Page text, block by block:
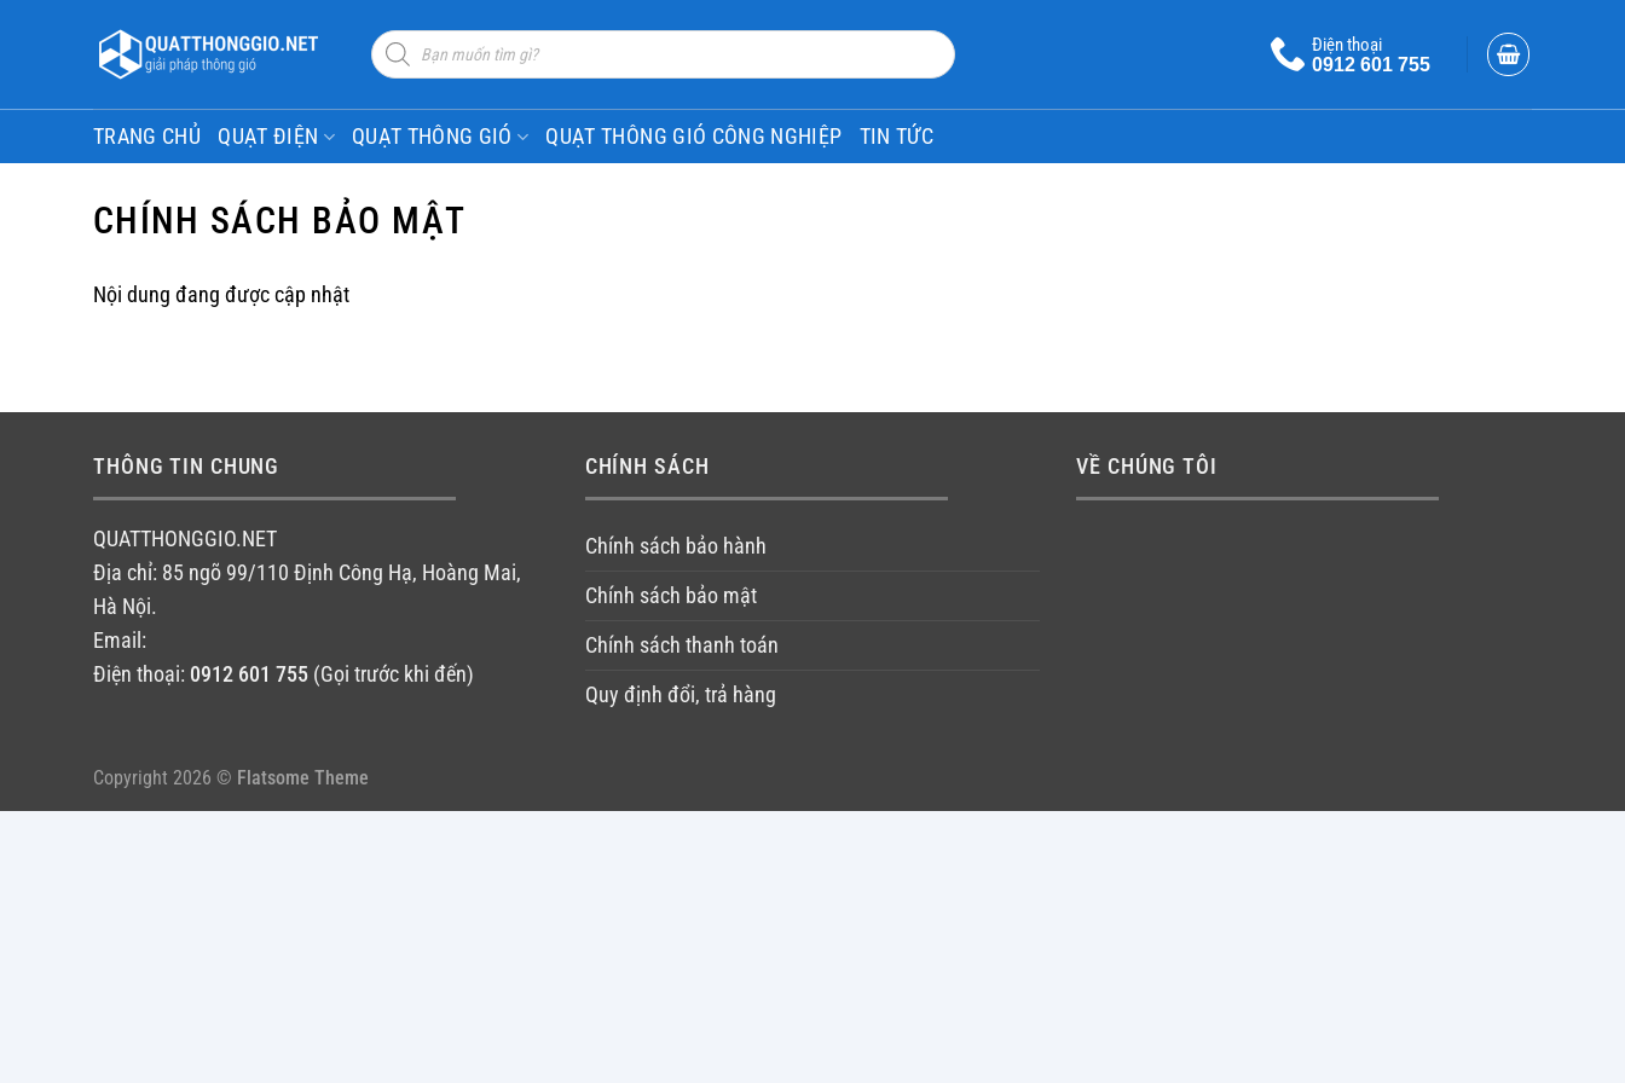
dung
Sản
phẩm
tìm
Điện thoại
0912 601 755
TRANG CHỦ QUẠT ĐIỆN QUẠT THÔNG GIÓ QUẠT THÔNG GIÓ CÔNG NGHIỆP TIN TỨC
CHÍNH SÁCH BẢO MẬT
Nội dung đang được cập nhật
THÔNG TIN CHUNG
QUATTHONGGIO.NET
Địa chỉ: 85 ngõ 99/110 Định Công Hạ, Hoàng Mai,
Hà Nội.
Email:
Điện thoại: 0912 601 755 (Gọi trước khi đến)
CHÍNH SÁCH
Chính sách bảo hành
Chính sách bảo mật
Chính sách thanh toán
Quy định đổi, trả hàng
VỀ CHÚNG TÔI
Copyright 2026 © Flatsome Theme